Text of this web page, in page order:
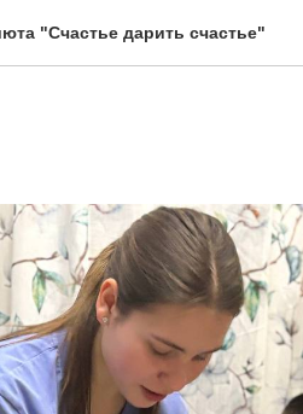
"Счастье дарить счастье"